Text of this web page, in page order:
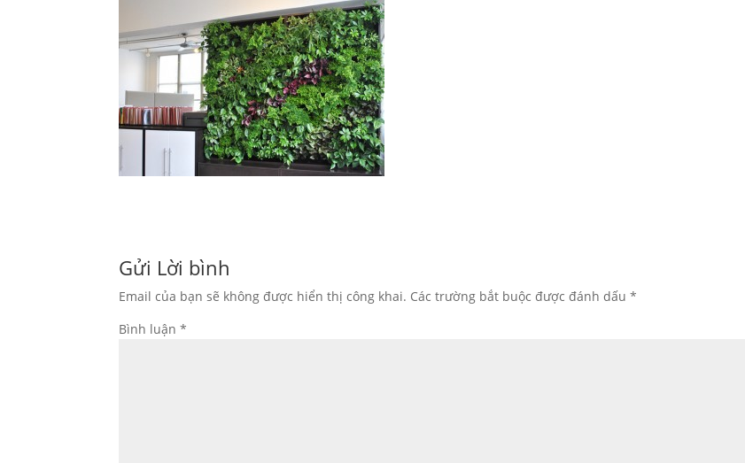
Gửi Lời bình
Email của bạn sẽ không được hiển thị công khai. Các trường bắt buộc được đánh dấu*
Bình luận*